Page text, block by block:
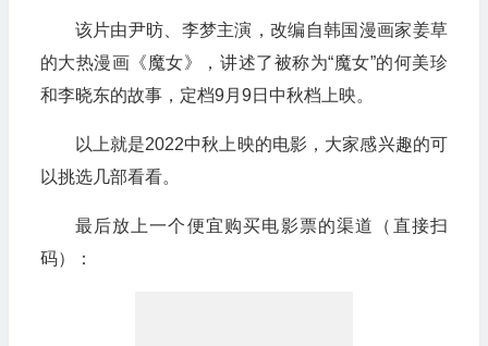
该片由尹昉、李梦主演，改编自韩国漫画家姜草
的大热漫画《魔女》，讲述了被称为“魔女”的何美珍
和李晓东的故事，定档9月9日中秋档上映。
以上就是2022中秋上映的电影，大家感兴趣的可
以挑选几部看看。
最后放上一个便宜购买电影票的渠道（直接扫
码）：